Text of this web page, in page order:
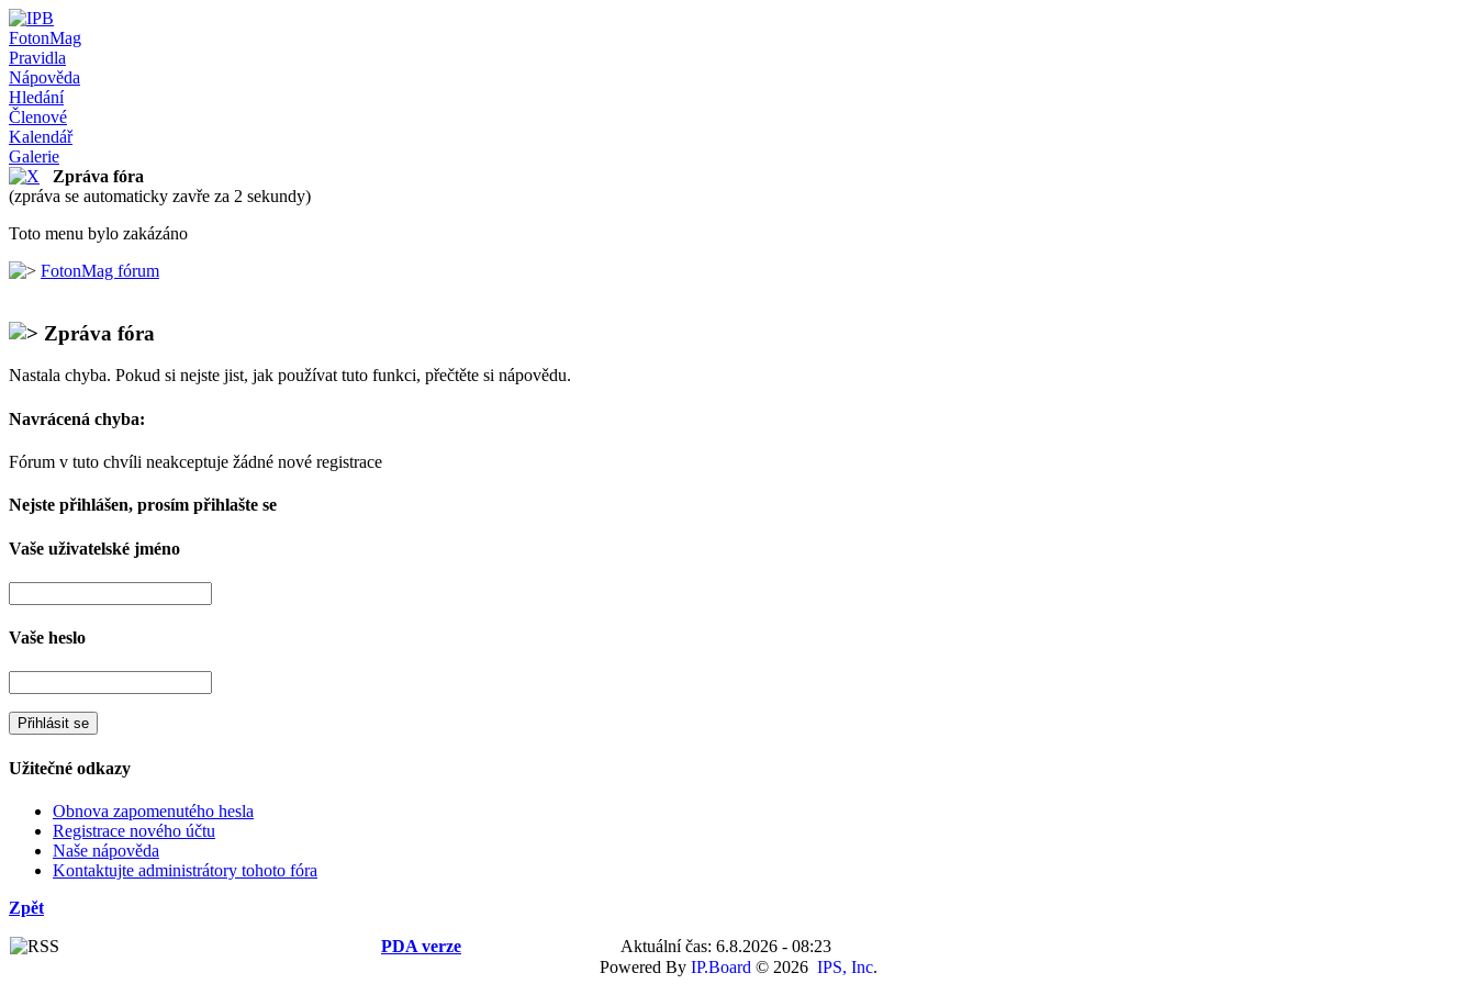
FotonMag
Pravidla
Nápověda
Hledání
Členové
Kalendář
Galerie
Zpráva fóra
(zpráva se automaticky zavře za 2 sekundy)
Toto menu bylo zakázáno
FotonMag fórum
Zpráva fóra
Nastala chyba. Pokud si nejste jist, jak používat tuto funkci, přečtěte si nápovědu.
Navrácená chyba:
Fórum v tuto chvíli neakceptuje žádné nové registrace
Nejste přihlášen, prosím přihlašte se
Vaše uživatelské jméno
Vaše heslo
Užitečné odkazy
Obnova zapomenutého hesla
Registrace nového účtu
Naše nápověda
Kontaktujte administrátory tohoto fóra
Zpět
PDA verze
Aktuální čas: 6.8.2026 - 08:23
Powered By IP.Board © 2026 IPS, Inc.